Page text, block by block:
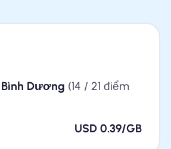
Dương (14 / 21 điểm
USD 0.39/GB